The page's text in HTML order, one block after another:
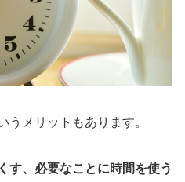
うメリットもあります。
す、必要なことに時間を使う